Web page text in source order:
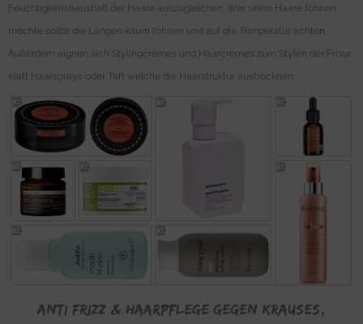
Feuchtigkeitshaushalt der Haare auszugleichen. Wer seine Haare föhnen
möchte sollte die Längen kaum föhnen und auf die Temperatur achten.
Außerdem eignen sich Stylingcremes und Haarcremes zum Stylen der Frisur
statt Haarsprays oder Taft welche die Haarstruktur austrocknen.
Anti Frizz & Haarpflege gegen krauses,